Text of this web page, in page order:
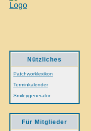
Nützliches
Patchworklexikon
Terminkalender
Smileygenerator
Für Mitglieder